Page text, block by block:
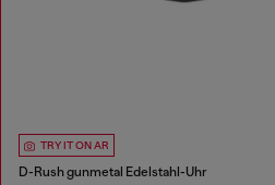
TRY IT ON AR
D-Rush gunmetal Edelstahl-Uhr